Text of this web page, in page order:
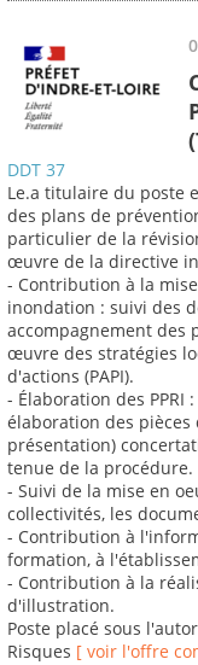
DDT 37
Le.a titulaire du poste
des plans de
particulier de la
œuvre de la directive
- Contribution à la
inondation : suivi des
accompagnement des
œuvre des stratégies
d'actions (PAPI).
- Élaboration des
élaboration des pièces
présentation)
tenue de la procédure.
- Suivi de la mise en
collectivités, les
- Contribution à
formation, à
- Contribution à la
d'illustration.
Poste placé sous
Risques [ voir l'offre